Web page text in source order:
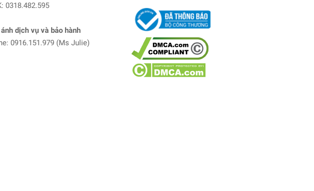
0318.482.595
dịch vụ và bảo hành
0916.151.979 (Ms Julie)